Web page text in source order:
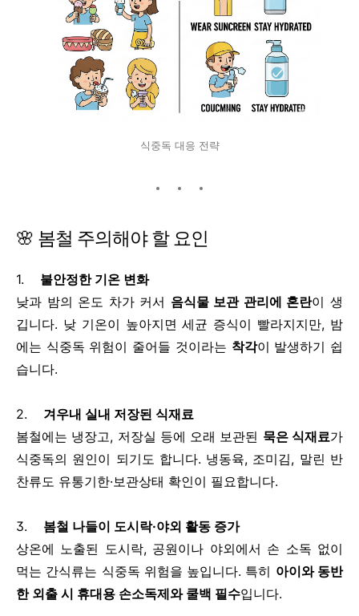
식중독 대응 전략
🌸 봄철 주의해야 할 요인
1. 불안정한 기온 변화
낮과 밤의 온도 차가 커서 음식물 보관 관리에 혼란이 생
깁니다. 낮 기온이 높아지면 세균 증식이 빨라지지만, 밤
에는 식중독 위험이 줄어들 것이라는 착각이 발생하기 쉽
습니다.
2. 겨우내 실내 저장된 식재료
봄철에는 냉장고, 저장실 등에 오래 보관된 묵은 식재료가
식중독의 원인이 되기도 합니다. 냉동육, 조미김, 말린 반
찬류도 유통기한·보관상태 확인이 필요합니다.
3. 봄철 나들이 도시락·야외 활동 증가
상온에 노출된 도시락, 공원이나 야외에서 손 소독 없이
먹는 간식류는 식중독 위험을 높입니다. 특히 아이와 동반
한 외출 시 휴대용 손소독제와 쿨백 필수입니다.